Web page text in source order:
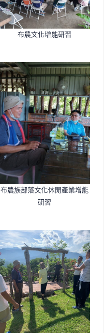
布農文化增能研習
布農族部落文化休閒產業增能
研習